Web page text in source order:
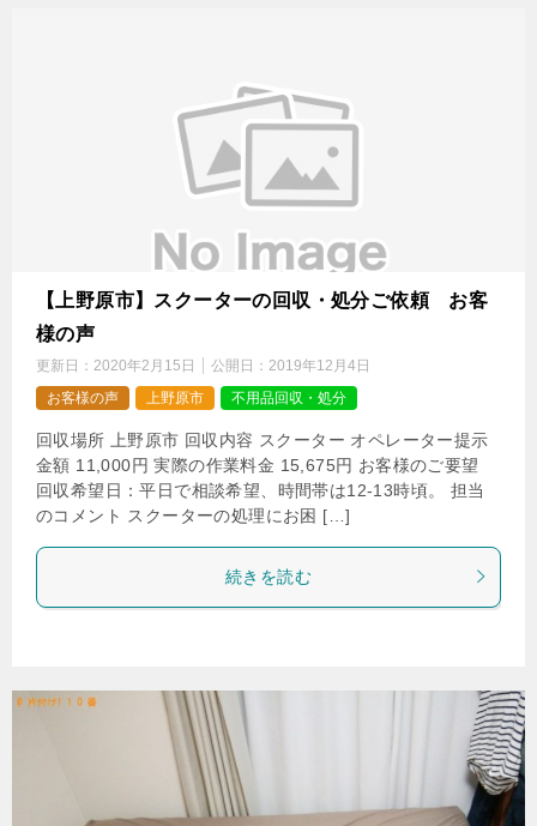
【上野原市】スクーターの回収・処分ご依頼 お客
様の声
更新日： 2020年2月15日 公開日： 2019年12月4日
お客様の声
上野原市 不用品回収・処分
回収場所 上野原市 回収内容 スクーター オペレーター提示
金額 11,000円 実際の作業料金 15,675円 お客様のご要望
回収希望日：平日で相談希望、時間帯は12-13時頃。 担当
のコメント スクーターの処理にお困 […]
続きを読む